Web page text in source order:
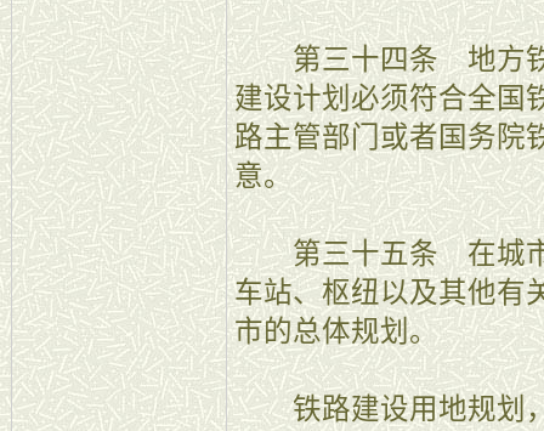
第三十四条 地方铁
建设计划必须符合全国
路主管部门或者国务院
意。
第三十五条 在城市
车站、枢纽以及其他有
市的总体规划。
铁路建设用地规划，